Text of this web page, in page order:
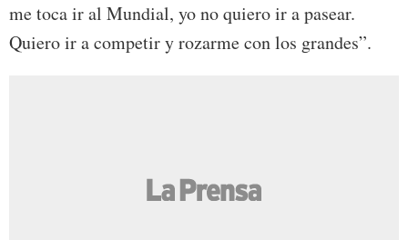
me toca ir al Mundial, yo no quiero ir a pasear.
Quiero ir a competir y rozarme con los grandes”.